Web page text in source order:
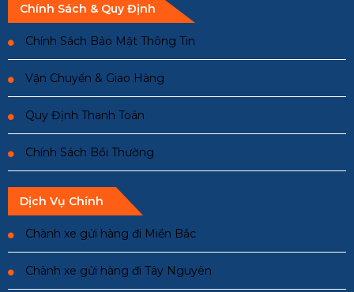
Chính Sách & Quy Định
Chính Sách Bảo Mật Thông Tin
Vận Chuyển & Giao Hàng
Quy Định Thanh Toán
Chính Sách Bồi Thường
Dịch Vụ Chính
Chành xe gửi hàng đi Miền Bắc
Chành xe gửi hàng đi Tây Nguyên